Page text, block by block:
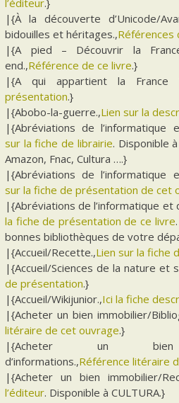
l’éditeur.}
|{À la découverte d’Unicode/
bidouilles et héritages.,Références
|{A pied – Découvrir la
end.,Référence de ce livre.}
|{A qui appartient la France
présentation.}
|{Abobo-la-guerre.,Lien sur la
|{Abréviations de l’informatique
sur la fiche de librairie. Disponible
Amazon, Fnac, Cultura ….}
|{Abréviations de l’informatique
sur la fiche de présentation de cet
|{Abréviations de l’informatique et
la fiche de présentation de ce livre
bonnes bibliothèques de votre
|{Accueil/Recette.,Lien sur la fiche
|{Accueil/Sciences de la nature et
de présentation.}
|{Accueil/Wikijunior.,Ici la fiche
|{Acheter un bien immobilier/
litéraire de cet ouvrage.}
|{Acheter un bien
d’informations.,Référence litéraire
|{Acheter un bien immobilier/
l’éditeur. Disponible à CULTURA.}